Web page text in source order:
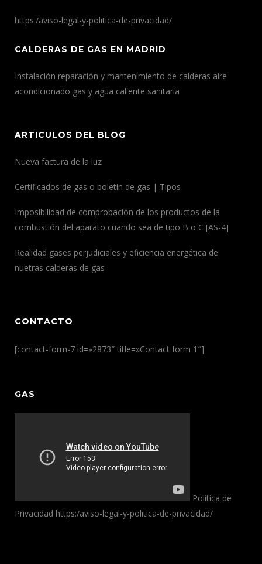
https:/aviso-legal-y-politica-de-privacidad/
CALDERAS DE GAS EN MADRID
Instalación reparación y mantenimiento de calderas aire
acondicionado gas y agua caliente sanitaria
ARTICULOS DEL BLOG
Nueva factura de la luz
Certificados de gas o boletin de gas | Tipos
Imposibilidad de comprobación de los productos de la
combustión del aparato cuando sea de tipo B o C [AS-4]
Realidad gases perjudiciales y eficiencia energética de
nuetras calderas de gas
CONTACTO
[contact-form-7 id=»2873″ title=»Contact form 1″]
GAS
Politica de
Privacidad https:/aviso-legal-y-politica-de-privacidad/